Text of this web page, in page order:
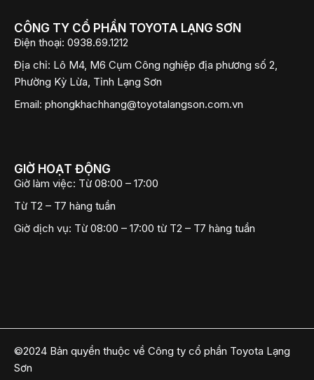
CÔNG TY CỔ PHẦN TOYOTA LẠNG SƠN
Điện thoại: 0938.69.1212
Địa chỉ: Lô M4, M6 Cụm Công nghiệp địa phương số 2,
Phường Kỳ Lừa, Tỉnh Lạng Sơn
Email: phongkhachhang@toyotalangson.com.vn
GIỜ HOẠT ĐỘNG
Giờ làm việc: Từ 08:00 – 17:00
Từ T2 – T7 hàng tuần
Giờ dịch vụ: Từ 08:00 – 17:00 từ T2 – T7 hàng tuần
©2024 Bản quyền thuộc về Công ty cổ phần Toyota Lạng
Sơn